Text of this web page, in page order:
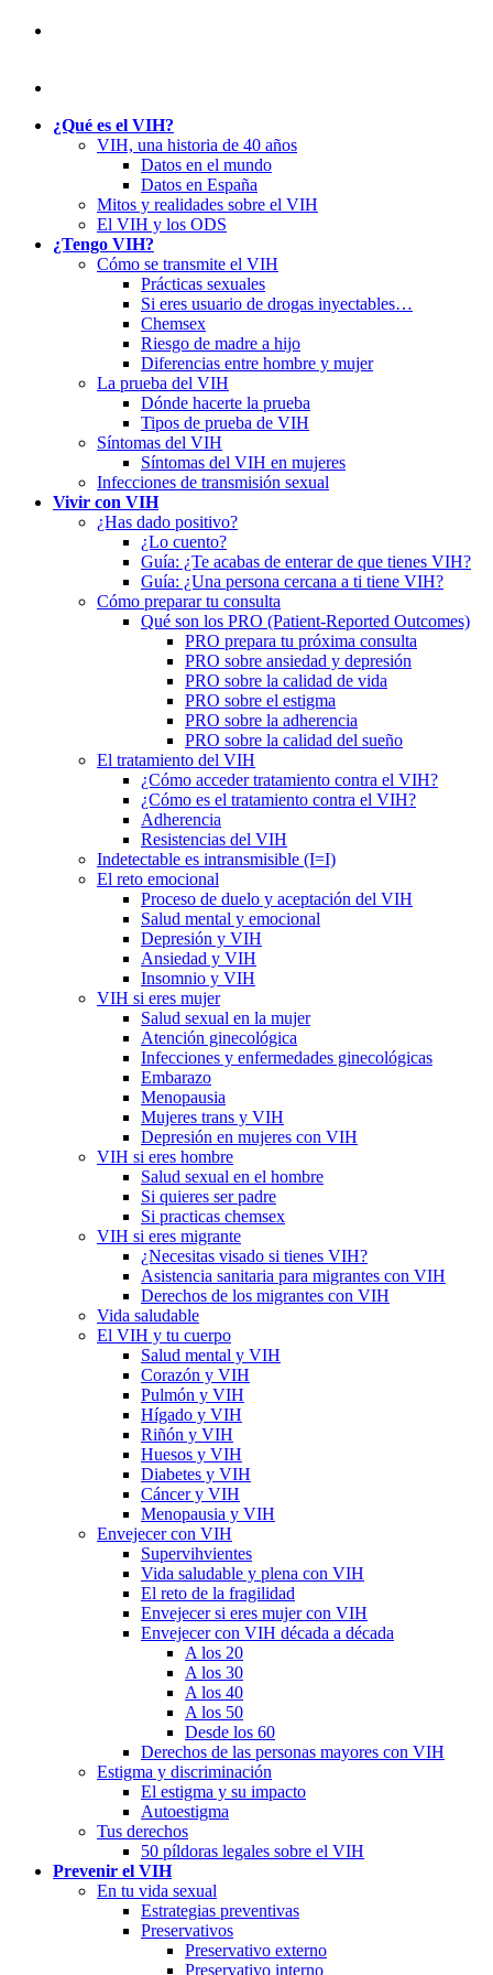
¿Qué es el VIH?
VIH, una historia de 40 años
Datos en el mundo
Datos en España
Mitos y realidades sobre el VIH
El VIH y los ODS
¿Tengo VIH?
Cómo se transmite el VIH
Prácticas sexuales
Si eres usuario de drogas inyectables…
Chemsex
Riesgo de madre a hijo
Diferencias entre hombre y mujer
La prueba del VIH
Dónde hacerte la prueba
Tipos de prueba de VIH
Síntomas del VIH
Síntomas del VIH en mujeres
Infecciones de transmisión sexual
Vivir con VIH
¿Has dado positivo?
¿Lo cuento?
Guía: ¿Te acabas de enterar de que tienes VIH?
Guía: ¿Una persona cercana a ti tiene VIH?
Cómo preparar tu consulta
Qué son los PRO (Patient-Reported Outcomes)
PRO prepara tu próxima consulta
PRO sobre ansiedad y depresión
PRO sobre la calidad de vida
PRO sobre el estigma
PRO sobre la adherencia
PRO sobre la calidad del sueño
El tratamiento del VIH
¿Cómo acceder tratamiento contra el VIH?
¿Cómo es el tratamiento contra el VIH?
Adherencia
Resistencias del VIH
Indetectable es intransmisible (I=I)
El reto emocional
Proceso de duelo y aceptación del VIH
Salud mental y emocional
Depresión y VIH
Ansiedad y VIH
Insomnio y VIH
VIH si eres mujer
Salud sexual en la mujer
Atención ginecológica
Infecciones y enfermedades ginecológicas
Embarazo
Menopausia
Mujeres trans y VIH
Depresión en mujeres con VIH
VIH si eres hombre
Salud sexual en el hombre
Si quieres ser padre
Si practicas chemsex
VIH si eres migrante
¿Necesitas visado si tienes VIH?
Asistencia sanitaria para migrantes con VIH
Derechos de los migrantes con VIH
Vida saludable
El VIH y tu cuerpo
Salud mental y VIH
Corazón y VIH
Pulmón y VIH
Hígado y VIH
Riñón y VIH
Huesos y VIH
Diabetes y VIH
Cáncer y VIH
Menopausia y VIH
Envejecer con VIH
Supervihvientes
Vida saludable y plena con VIH
El reto de la fragilidad
Envejecer si eres mujer con VIH
Envejecer con VIH década a década
A los 20
A los 30
A los 40
A los 50
Desde los 60
Derechos de las personas mayores con VIH
Estigma y discriminación
El estigma y su impacto
Autoestigma
Tus derechos
50 píldoras legales sobre el VIH
Prevenir el VIH
En tu vida sexual
Estrategias preventivas
Preservativos
Preservativo externo
Preservativo interno